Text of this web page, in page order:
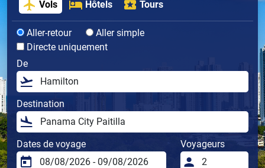
Vols Hôtels Tours
Aller-retour
Aller simple
Directe uniquement
De
Destination
Dates de voyage Voyageurs